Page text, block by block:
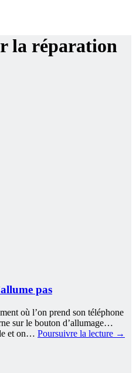
la réparation
pas
où l’on prend son téléphone
sur le bouton d’allumage…
et on… Poursuivre la lecture →